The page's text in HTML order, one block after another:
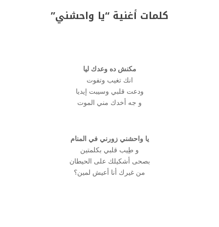
كلمات أغنية “يا واحشني”
مكنش ده وعدك ليا
انك تغيب وتفوت
ودعت قلبي وسيبت إيديا
و جه أخدك مني الموت
يا واحشني زورني في المنام
و طِيب قلبي بكلمتين
بصحى أشكيلك على الحيطان
من غيرك أنا أعيش لمين؟